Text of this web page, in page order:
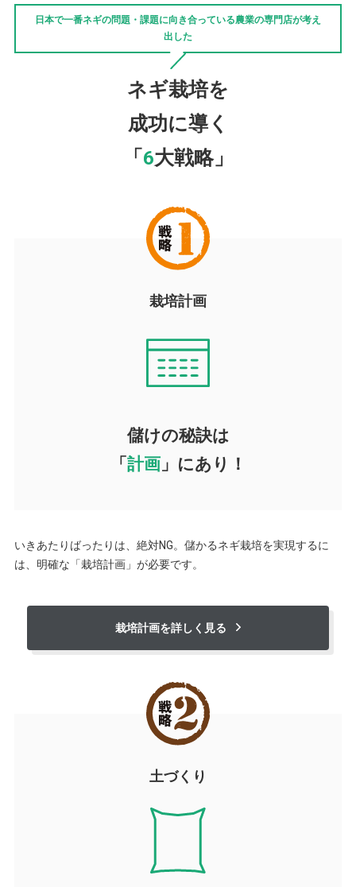
日本で一番ネギの問題・課題に向き合っている農業の専門店が考え
出した
ネギ栽培を
成功に導く
「 6大戦略」
栽培計画
儲けの秘訣は
「 計画」にあり！
いきあたりばったりは、絶対NG。儲かるネギ栽培を実現するに
は、明確な「栽培計画」が必要です。
栽培計画を詳しく見る
土づくり